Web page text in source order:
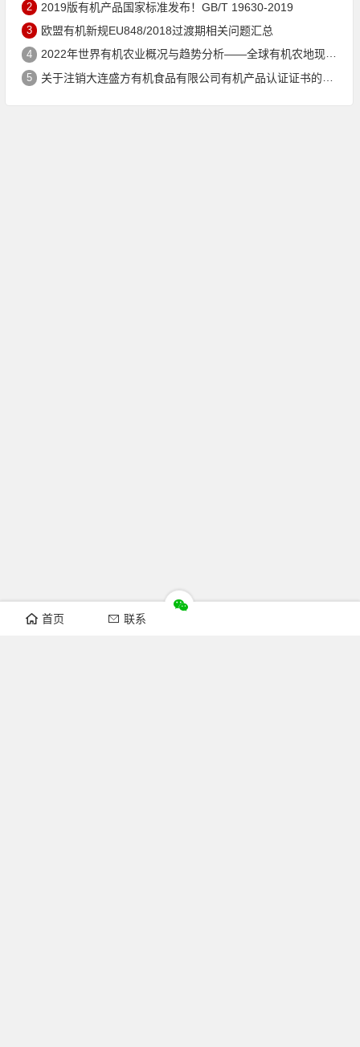
2 2019版有机产品国家标准发布！GB/T 19630-2019
3 欧盟有机新规EU848/2018过渡期相关问题汇总
4 2022年世界有机农业概况与趋势分析——全球有机农地现状与有机食品（含饮料）市场
5 关于注销大连盛方有机食品有限公司有机产品认证证书的公告
首页 联系